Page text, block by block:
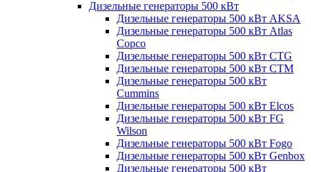
Дизельные генераторы 500 кВт
Дизельные генераторы 500 кВт AKSA
Дизельные генераторы 500 кВт Atlas
Copco
Дизельные генераторы 500 кВт CTG
Дизельные генераторы 500 кВт CTM
Дизельные генераторы 500 кВт
Cummins
Дизельные генераторы 500 кВт Elcos
Дизельные генераторы 500 кВт FG
Wilson
Дизельные генераторы 500 кВт Fogo
Дизельные генераторы 500 кВт Genbox
Дизельные генераторы 500 кВт